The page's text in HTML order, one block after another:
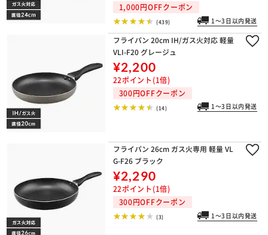
1,000円OFFクーポン
(439) 1～3日以内発送
フライパン 20cm IH/ガス火対応 軽量
VLI-F20 グレージュ
¥2,200
22ポイント(1倍)
300円OFFクーポン
(14) 1～3日以内発送
フライパン 26cm ガス火専用 軽量 VL
G-F26 ブラック
¥2,290
22ポイント(1倍)
300円OFFクーポン
(3) 1～3日以内発送